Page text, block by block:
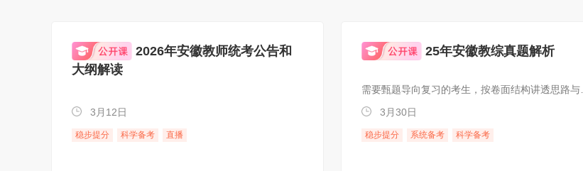
2026年安徽教师统考公告和
大纲解读
3月12日
稳步提分 科学备考 直播
25年安徽教综真题解析
3月30日
稳步提分 系统备考 科学备考